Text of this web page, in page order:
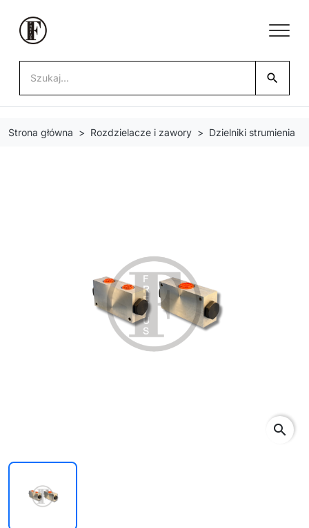
search
Strona główna Rozdzielacze i zawory Dzielniki strumienia
search